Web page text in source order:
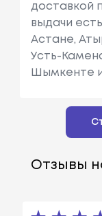
доставкой
выдачи
Астане,
Усть-
Шымкенте и
Отзывы